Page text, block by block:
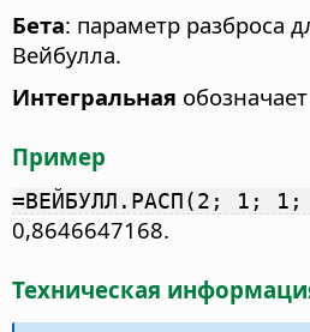
Бета: параметр разброса
Вейбулла.
Интегральная
Пример
=ВЕЙБУЛЛ.РАСП(2; 1; 1;
0,8646647168.
Техническая